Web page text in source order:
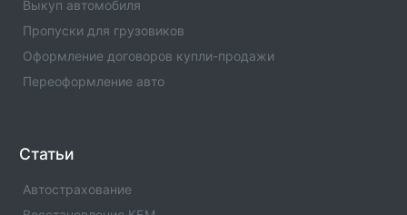
Выкуп автомобиля
Пропуски для грузовиков
Оформление договоров купли-продажи
Переоформление авто
Статьи
Автострахование